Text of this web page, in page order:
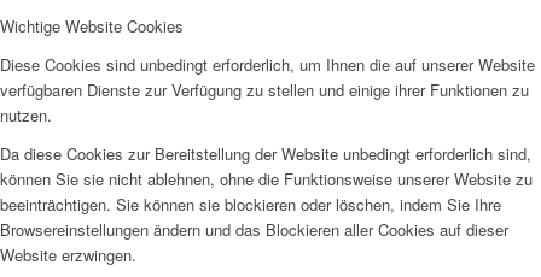
Wichtige Website Cookies
Diese Cookies sind unbedingt erforderlich, um Ihnen die auf unserer Website
verfügbaren Dienste zur Verfügung zu stellen und einige ihrer Funktionen zu
nutzen.
Da diese Cookies zur Bereitstellung der Website unbedingt erforderlich sind,
können Sie sie nicht ablehnen, ohne die Funktionsweise unserer Website zu
beeinträchtigen. Sie können sie blockieren oder löschen, indem Sie Ihre
Browsereinstellungen ändern und das Blockieren aller Cookies auf dieser
Website erzwingen.